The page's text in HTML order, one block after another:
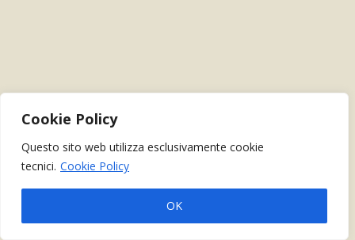
Cookie Policy
Questo sito web utilizza esclusivamente cookie
tecnici. Cookie Policy
OK